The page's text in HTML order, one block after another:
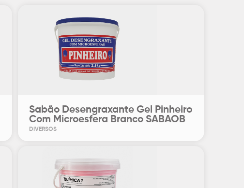
Sabão Desengraxante Gel Pinheiro
Com Microesfera Branco SABAOB
DIVERSOS